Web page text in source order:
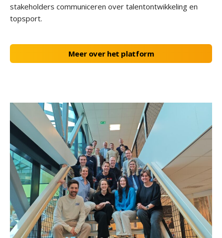
stakeholders communiceren over talentontwikkeling en
topsport.
Meer over het platform